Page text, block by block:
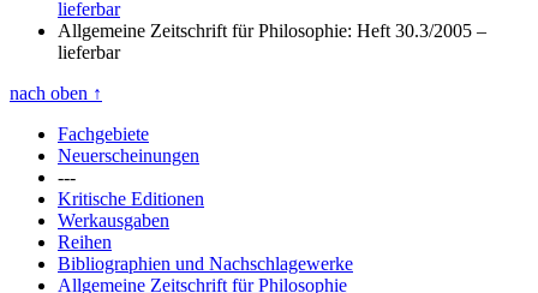
lieferbar
Allgemeine Zeitschrift für Philosophie: Heft 30.3/2005 –
lieferbar
nach oben ↑
Fachgebiete
Neuerscheinungen
---
Kritische Editionen
Werkausgaben
Reihen
Bibliographien und Nachschlagewerke
Allgemeine Zeitschrift für Philosophie